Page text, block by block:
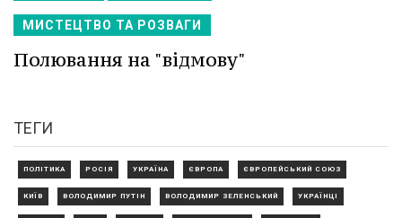
МИСТЕЦТВО ТА РОЗВАГИ
Полювання на "відмову"
ТЕГИ
ПОЛІТИКА РОСІЯ УКРАЇНА ЄВРОПА ЄВРОПЕЙСЬКИЙ СОЮЗ
КИЇВ ВОЛОДИМИР ПУТІН ВОЛОДИМИР ЗЕЛЕНСЬКИЙ УКРАЇНЦІ